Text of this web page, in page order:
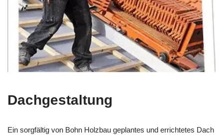
Dachgestaltung
Ein sorgfältig von Bohn Holzbau geplantes und errichtetes Dach